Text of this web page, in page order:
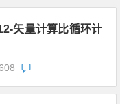
矢量计算比循环计